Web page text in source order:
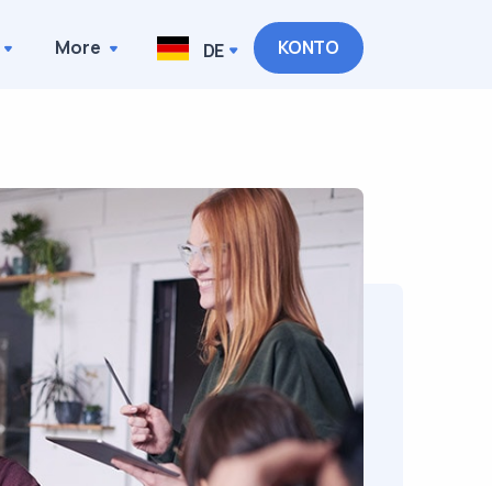
More DE KONTO